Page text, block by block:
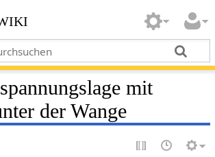
mit
der Wange